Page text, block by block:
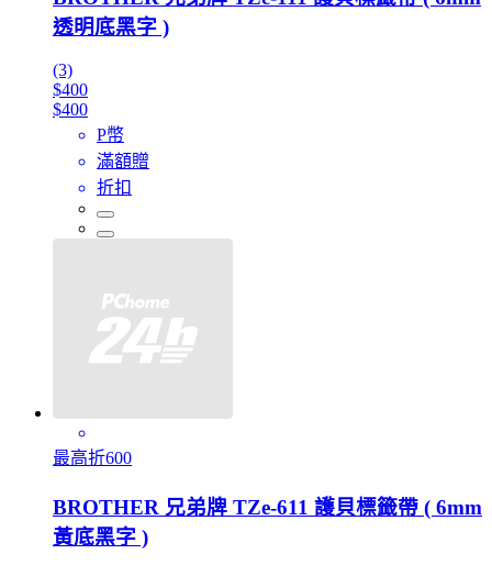
透明底黑字 )
(3)
$400
$400
P幣
滿額贈
折扣
最高折600
BROTHER 兄弟牌 TZe-611 護貝標籤帶 ( 6mm
黃底黑字 )